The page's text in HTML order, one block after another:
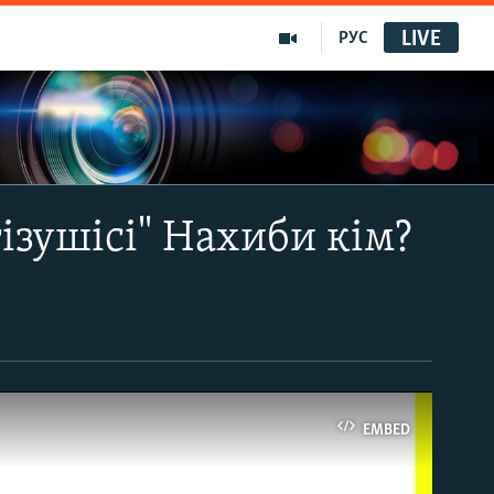
РУС LIVE
Нахиби кім?
EMBED